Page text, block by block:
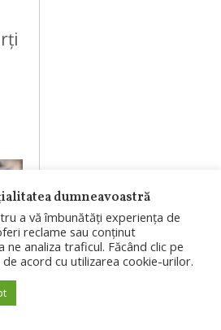
dumneavoastră
a vă îmbunătăți experiența de
reclame sau conținut
analiza traficul. Făcând clic pe
acord cu utilizarea cookie-urilor.